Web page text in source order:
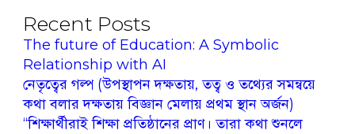
Recent Posts
The future of Education: A Symbolic
Relationship with AI
নেতৃত্বের গল্প (উপস্থাপন দক্ষতায়, তত্ব ও তথ্যের সমন্বয়ে
কথা বলার দক্ষতায় বিজ্ঞান মেলায় প্রথম স্থান অর্জন)
‘‘শিক্ষার্থীরাই শিক্ষা প্রতিষ্ঠানের প্রাণ। তারা কথা শুনলে